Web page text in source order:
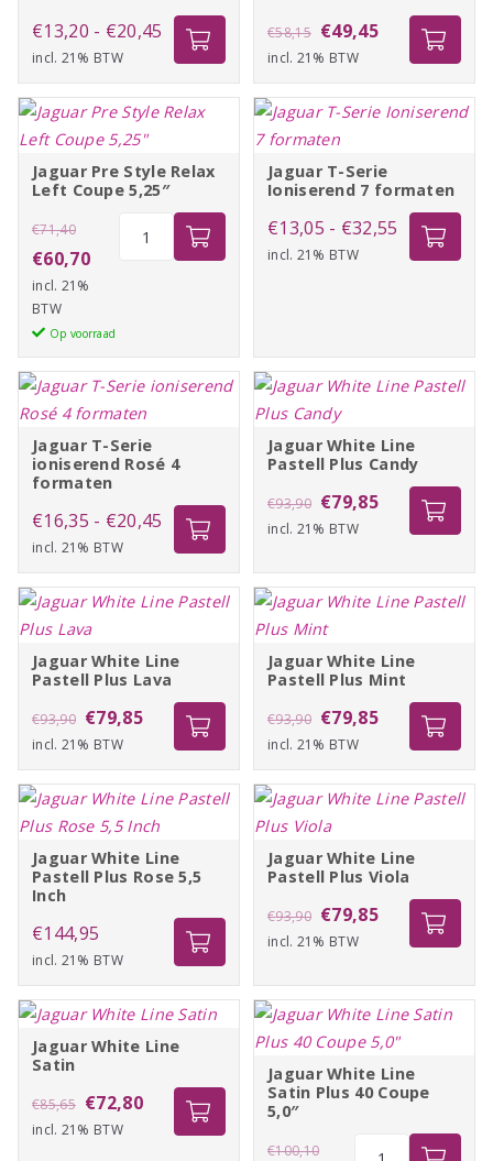
€13,20 - €20,45 Prijsklasse:
€13,20
tot
€20,45
incl. 21% BTW
€58,15 Oorspronkelijke
prijs
was:
€58,15.
€49,45Huidige
prijs
is:
€49,45.
incl. 21% BTW
Jaguar Pre Style Relax
Left Coupe 5,25″
€71,40
Oorspronkelijke
prijs
was:
€60,70Huidige
incl. 21%
BTW
Op voorraad
Coupe
5,25"
aantal
Jaguar T-Serie
Ioniserend 7 formaten
€13,05 - €32,55 Prijsklasse:
€13,05
incl. 21% BTW
Jaguar T-Serie
ioniserend Rosé 4
formaten
€16,35 - €20,45 Prijsklasse:
€16,35
tot
€20,45
incl. 21% BTW
Jaguar White Line
Pastell Plus Candy
€93,90 Oorspronkelijke
prijs
€93,90.
€79,85Huidige
prijs
€79,85.
incl. 21% BTW
Jaguar White Line
Pastell Plus Lava
€93,90 Oorspronkelijke
prijs
was:
€93,90.
€79,85Huidige
prijs
is:
€79,85.
incl. 21% BTW
Jaguar White Line
Pastell Plus Mint
€93,90 Oorspronkelijke
prijs
was:
€93,90.
€79,85Huidige
prijs
is:
€79,85.
incl. 21% BTW
Jaguar White Line
Pastell Plus Rose 5,5
Inch
€144,95
incl. 21% BTW
Jaguar White Line
Pastell Plus Viola
€93,90 Oorspronkelijke
prijs
€93,90.
€79,85Huidige
prijs
€79,85.
incl. 21% BTW
Jaguar White Line
Satin
€85,65 Oorspronkelijke
prijs
€72,80Huidige
prijs
incl. 21% BTW
Jaguar White Line
Satin Plus 40 Coupe
5,0″
€100,10
Oorspronkelijke